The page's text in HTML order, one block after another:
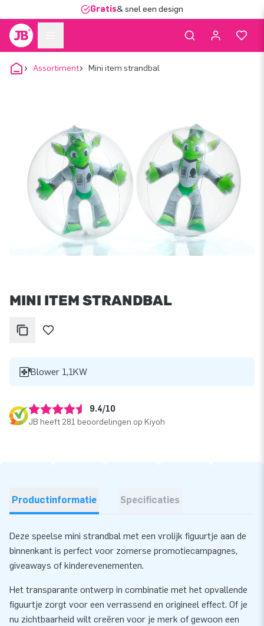
Gratis& snel een design
Assortiment Mini item strandbal
MINI ITEM STRANDBAL
Blower 1,1KW
9.4/10
JB heeft 281 beoordelingen op Kiyoh
Productinformatie Specificaties
Deze speelse mini strandbal met een vrolijk figuurtje aan de
binnenkant is perfect voor zomerse promotiecampagnes,
giveaways of kinderevenementen.
Het transparante ontwerp in combinatie met het opvallende
figuurtje zorgt voor een verrassend en origineel effect. Of je
nu zichtbaarheid wilt creëren voor je merk of gewoon een